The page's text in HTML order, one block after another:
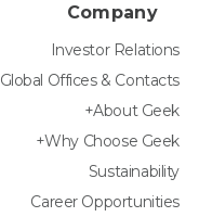
Company
Investor Relations
Global Offices & Contacts
About Geek+
Why Choose Geek+
Sustainability
Career Opportunities